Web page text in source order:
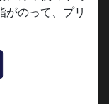
がのって、プリ